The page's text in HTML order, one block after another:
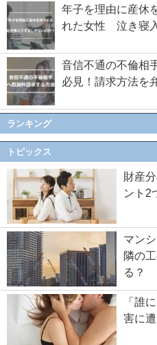
年子を理由に産休
れた女性 泣き寝
音信不通の不倫相
必見！請求方法を
ランキング
トピックス
財産
ント2
マン
隣の
る？
「誰
害に